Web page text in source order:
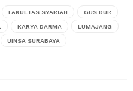
FAKULTAS SYARIAH GUS DUR
KARYA DARMA LUMAJANG
UINSA SURABAYA